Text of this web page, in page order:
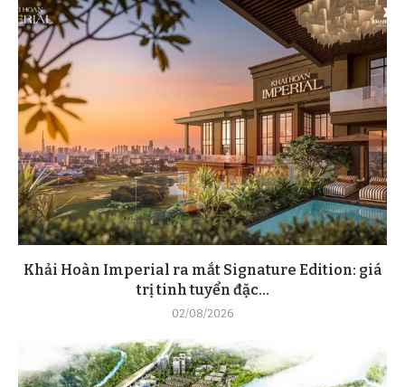
Khải Hoàn Imperial ra mắt Signature Edition: giá
trị tinh tuyển đặc...
02/08/2026